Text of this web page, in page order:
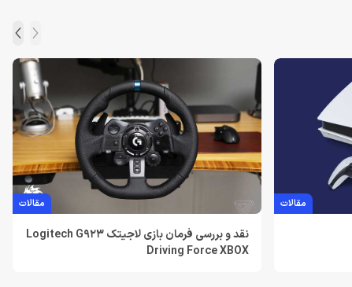
مقالات مقالات
نقد و بررسی فرمان بازی لاجیتک Logitech G923
Driving Force XBOX